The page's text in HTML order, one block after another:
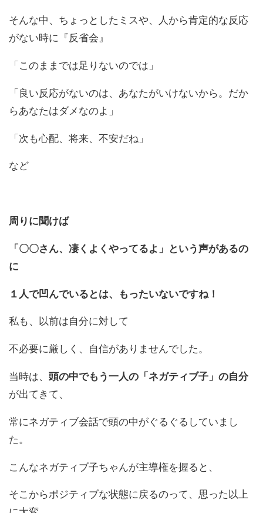
そんな中、ちょっとしたミスや、人から肯定的な反応
がない時に『反省会』
「このままでは足りないのでは」
「良い反応がないのは、あなたがいけないから。 だか
らあなたはダメなのよ」
「次も心配、将来、不安だね」
など
周りに聞けば
「〇〇さん、凄くよくやってるよ」という声があるの
に
１人で凹んでいるとは、もったいないですね！
私も、以前は自分に対して
不必要に厳しく、自信がありませんでした。
当時は、 頭の中でもう一人の「ネガティブ子」の自分
が出てきて、
常にネガティブ会話で頭の中がぐるぐるしていまし
た。
こんなネガティブ子ちゃんが主導権を握ると、
そこからポジティブな状態に戻るのって、思った以上